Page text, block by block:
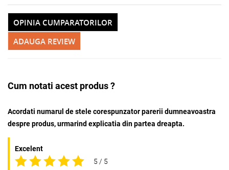
ADAUGA REVIEW
OPINIA CUMPARATORILOR
Cum notati acest produs ?
Acordati numarul de stele corespunzator parerii dumneavoastra
despre produs, urmarind explicatia din partea dreapta.
Excelent
5 / 5